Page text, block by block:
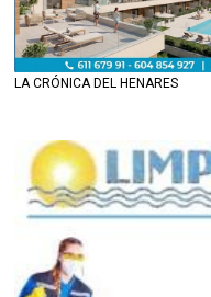
LA CRÓNICA DEL HENARES